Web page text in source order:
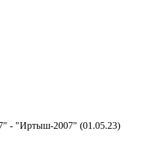
- "Иртыш-2007" (01.05.23)